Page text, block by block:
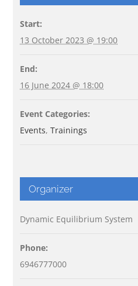
Start:
13 October 2023 @ 19:00
End:
16 June 2024 @ 18:00
Event Categories:
Events,Trainings
Organizer
Dynamic Equilibrium System
Phone:
6946777000